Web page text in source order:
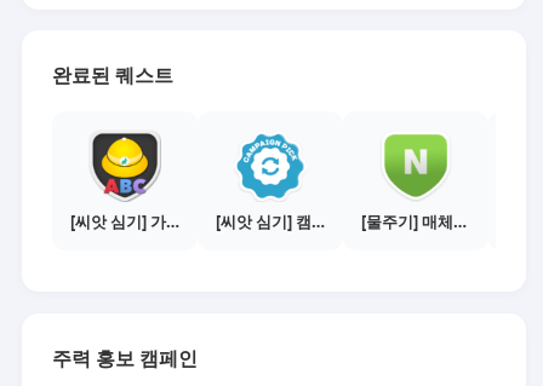
완료된 퀘스트
[씨앗 심기] 가이드보기 - 매체별 활동 가이드 [씨앗 심기] 캠페인 전환하기 [물주기] 매체별 포스팅하기 - 네이버 블로그 1건
주력 홍보 캠페인